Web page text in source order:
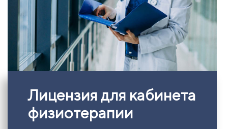
Лицензия для кабинета
физиотерапии